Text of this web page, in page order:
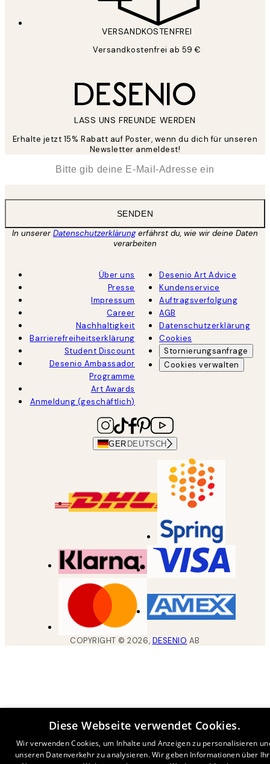
VERSANDKOSTENFREI
Versandkostenfrei ab 59 €
LASS UNS FREUNDE WERDEN
Erhalte jetzt 15% Rabatt auf Poster, wenn du dich für unseren
Newsletter anmeldest!
SENDEN
In unsererDatenschutzerklärungerfährst du, wie wir deine Daten
verarbeiten
Über uns
Presse
Impressum
Career
Nachhaltigkeit
Barrierefreiheitserklärung
Student Discount
Desenio Ambassador
Programme
Art Awards
Anmeldung (geschäftlich)
Desenio Art Advice
Kundenservice
Auftragsverfolgung
AGB
Datenschutzerklärung
Cookies
Stornierungsanfrage
Cookies verwalten
GER DEUTSCH
COPYRIGHT ©2026, DESENIO AB
Diese Webseite verwendet Cookies.
Wir verwenden Cookies, um Inhalte und Anzeigen zu personalisieren
unseren Datenverkehr zu analysieren. Wir geben Informationen über